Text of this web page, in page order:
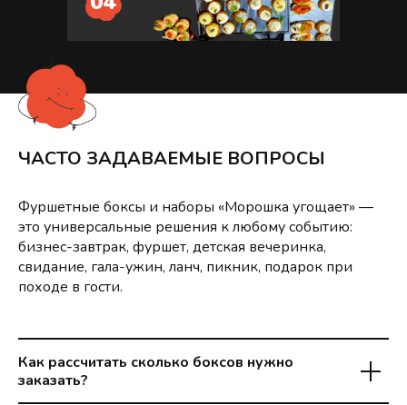
ЧАСТО ЗАДАВАЕМЫЕ ВОПРОСЫ
Фуршетные боксы и наборы «Морошка угощает» —
это универсальные решения к любому событию:
бизнес-завтрак, фуршет, детская вечеринка,
свидание, гала-ужин, ланч, пикник, подарок при
походе в гости.
Как рассчитать сколько боксов нужно
заказать?